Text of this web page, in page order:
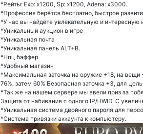
*Рейты: Exp: x1200, Sp: x1200, Adena: x3000.
*Профессия берётся бесплатно, быстрое
*У нас вы найдёте увлекательную и интересную
*Уникальный аукцион в игре
*Уникальная почта
*Уникальная панель ALT+B.
*Нпц баффер
*Удобный магазин
*Максимальная заточка на оружие +18, на
76%, затем 60% Безопасная заточка +3, для
*Так же на нашем сервере мы ввели приз за
Защита от набивания с одного IP/HWID. С
*Уникальная система двойного пароля для
*Система привязки аккаунта к компьютеру.